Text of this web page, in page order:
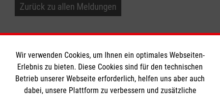
Zurück zu allen Meldungen
Informationen
Wir verwenden Cookies, um Ihnen ein optimales Webseiten-
Erlebnis zu bieten. Diese Cookies sind für den technischen
Betrieb unserer Webseite erforderlich, helfen uns aber auch
dabei, unsere Plattform zu verbessern und zusätzliche